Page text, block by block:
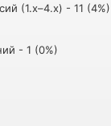
(1.x–4.x) - 11 (4%)
- 1 (0%)